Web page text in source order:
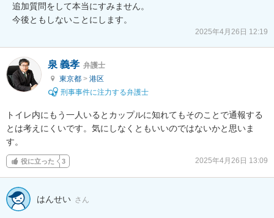
追加質問をして本当にすみません。
今後ともしないことにします。
2025年4月26日 12:19
泉 義孝 弁護士
東京都 > 港区
刑事事件に注力する弁護士
トイレ内にもう一人いるとカップルに知れてもそのことで通報する
とは考えにくいです。気にしなくともいいのではないかと思いま
す。
役に立った 3 2025年4月26日 13:09
はんせい さん